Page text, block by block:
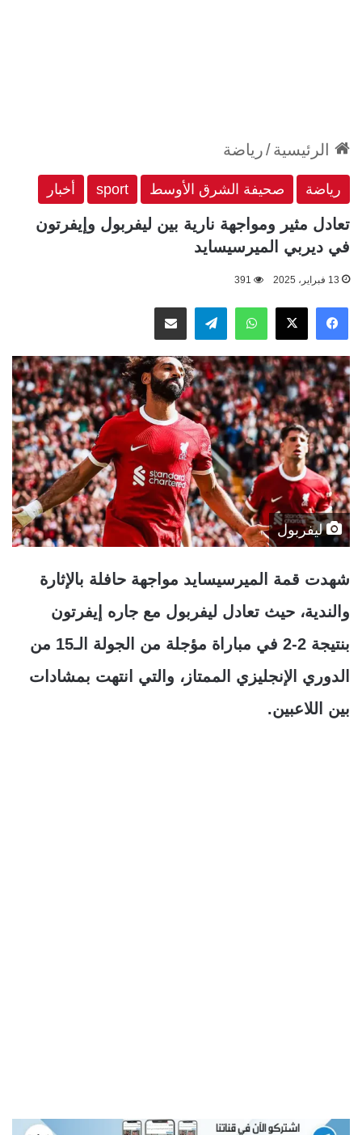
الرئيسية/رياضة
رياضة صحيفة الشرق الأوسط sport أخبار
تعادل مثير ومواجهة نارية بين ليفربول وإيفرتون
في ديربي الميرسيسايد
13 فبراير، 2025 391
فيسبوك
‫X واتسابتيلقراممشاركة عبر البريد
ليفربول
شهدت قمة الميرسيسايد مواجهة حافلة بالإثارة
والندية، حيث تعادل ليفربول مع جاره إيفرتون
بنتيجة 2-2 في مباراة مؤجلة من الجولة الـ15 من
الدوري الإنجليزي الممتاز، والتي انتهت بمشادات
بين اللاعبين.